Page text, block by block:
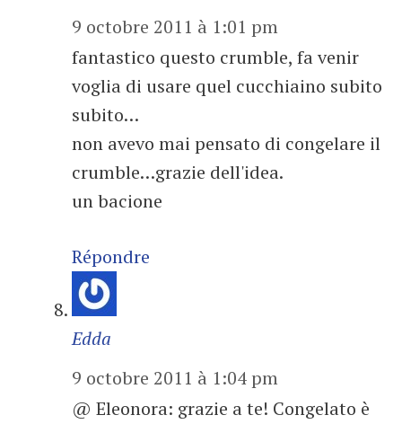
9 octobre 2011 à 1:01 pm
fantastico questo crumble, fa venir
voglia di usare quel cucchiaino subito
subito…
non avevo mai pensato di congelare il
crumble…grazie dell'idea.
un bacione
Répondre
Edda
9 octobre 2011 à 1:04 pm
@ Eleonora: grazie a te! Congelato è